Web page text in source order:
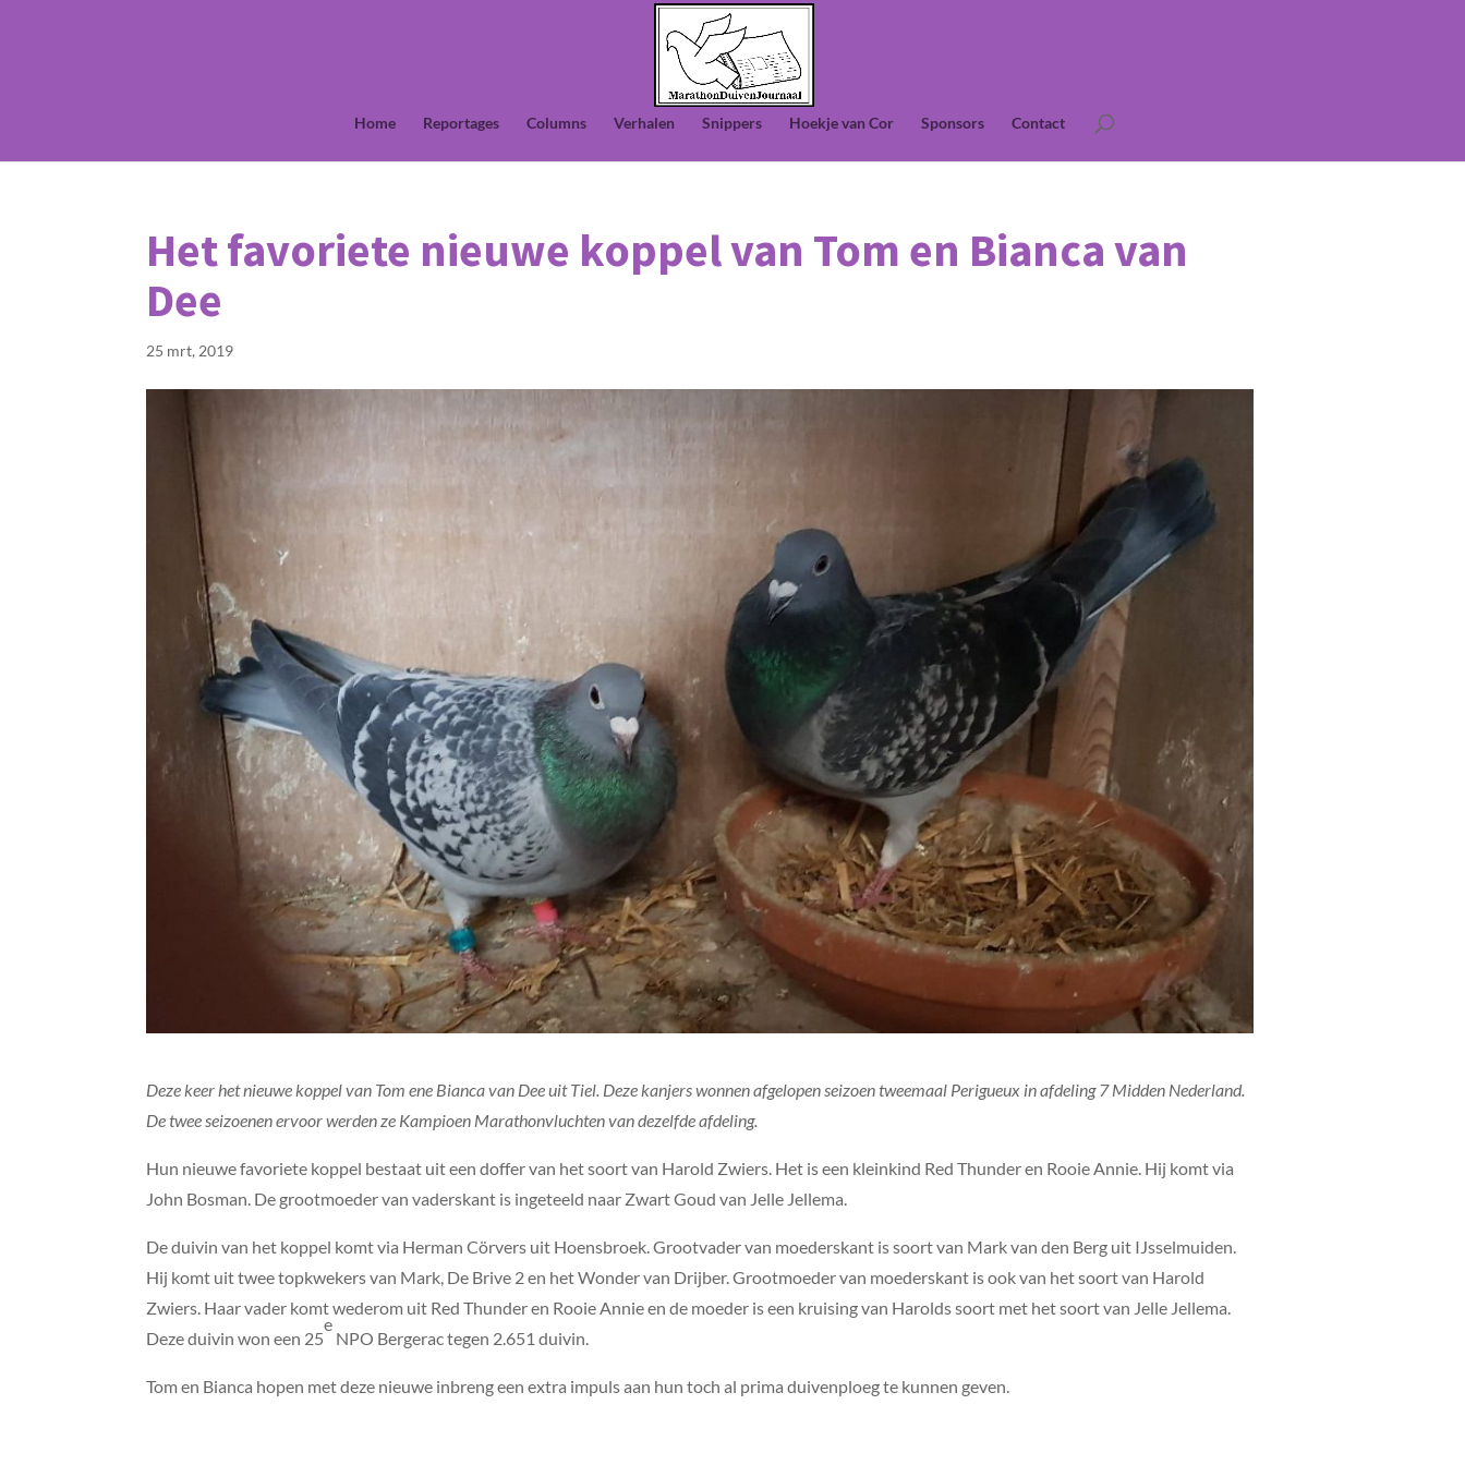
Home Reportages Columns Verhalen Snippers Hoekje van Cor Sponsors Contact
Het favoriete nieuwe koppel van Tom en Bianca van
Dee
25 mrt, 2019
Deze keer het nieuwe koppel van Tom ene Bianca van Dee uit Tiel. Deze kanjers wonnen afgelopen seizoen tweemaal Perigueux in afdeling 7 Midden Nederland.
De twee seizoenen ervoor werden ze Kampioen Marathonvluchten van dezelfde afdeling.
Hun nieuwe favoriete koppel bestaat uit een doffer van het soort van Harold Zwiers. Het is een kleinkind Red Thunder en Rooie Annie. Hij komt via
John Bosman. De grootmoeder van vaderskant is ingeteeld naar Zwart Goud van Jelle Jellema.
De duivin van het koppel komt via Herman Cörvers uit Hoensbroek. Grootvader van moederskant is soort van Mark van den Berg uit IJsselmuiden.
Hij komt uit twee topkwekers van Mark, De Brive 2 en het Wonder van Drijber. Grootmoeder van moederskant is ook van het soort van Harold
Zwiers. Haar vader komt wederom uit Red Thunder en Rooie Annie en de moeder is een kruising van Harolds soort met het soort van Jelle Jellema.
Deze duivin won een 25
e
NPO Bergerac tegen 2.651 duivin.
Tom en Bianca hopen met deze nieuwe inbreng een extra impuls aan hun toch al prima duivenploeg te kunnen geven.